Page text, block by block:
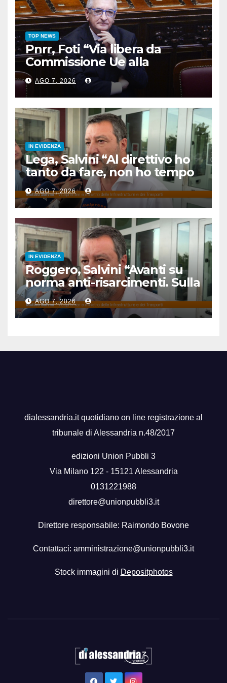
TOP NEWS
Pnrr, Foti “Via libera da
Commissione Ue alla
proposta di revisione
dell’Italia”
AGO 7, 2026
IN EVIDENZA
Lega, Salvini “Al direttivo ho
tanto da fare, non ho tempo
per litigare”
AGO 7, 2026
IN EVIDENZA
Roggero, Salvini “Avanti su
norma anti-risarcimenti. Sulla
grazia profilo basso”
AGO 7, 2026
dialessandria.it quotidiano on line registrazione al
tribunale di Alessandria n.48/2017
edizioni Union Pubbli 3
Via Milano 122 - 15121 Alessandria
0131221988
direttore@unionpubbli3.it
Direttore responsabile: Raimondo Bovone
Contattaci: amministrazione@unionpubbli3.it
Stock immagini di Depositphotos